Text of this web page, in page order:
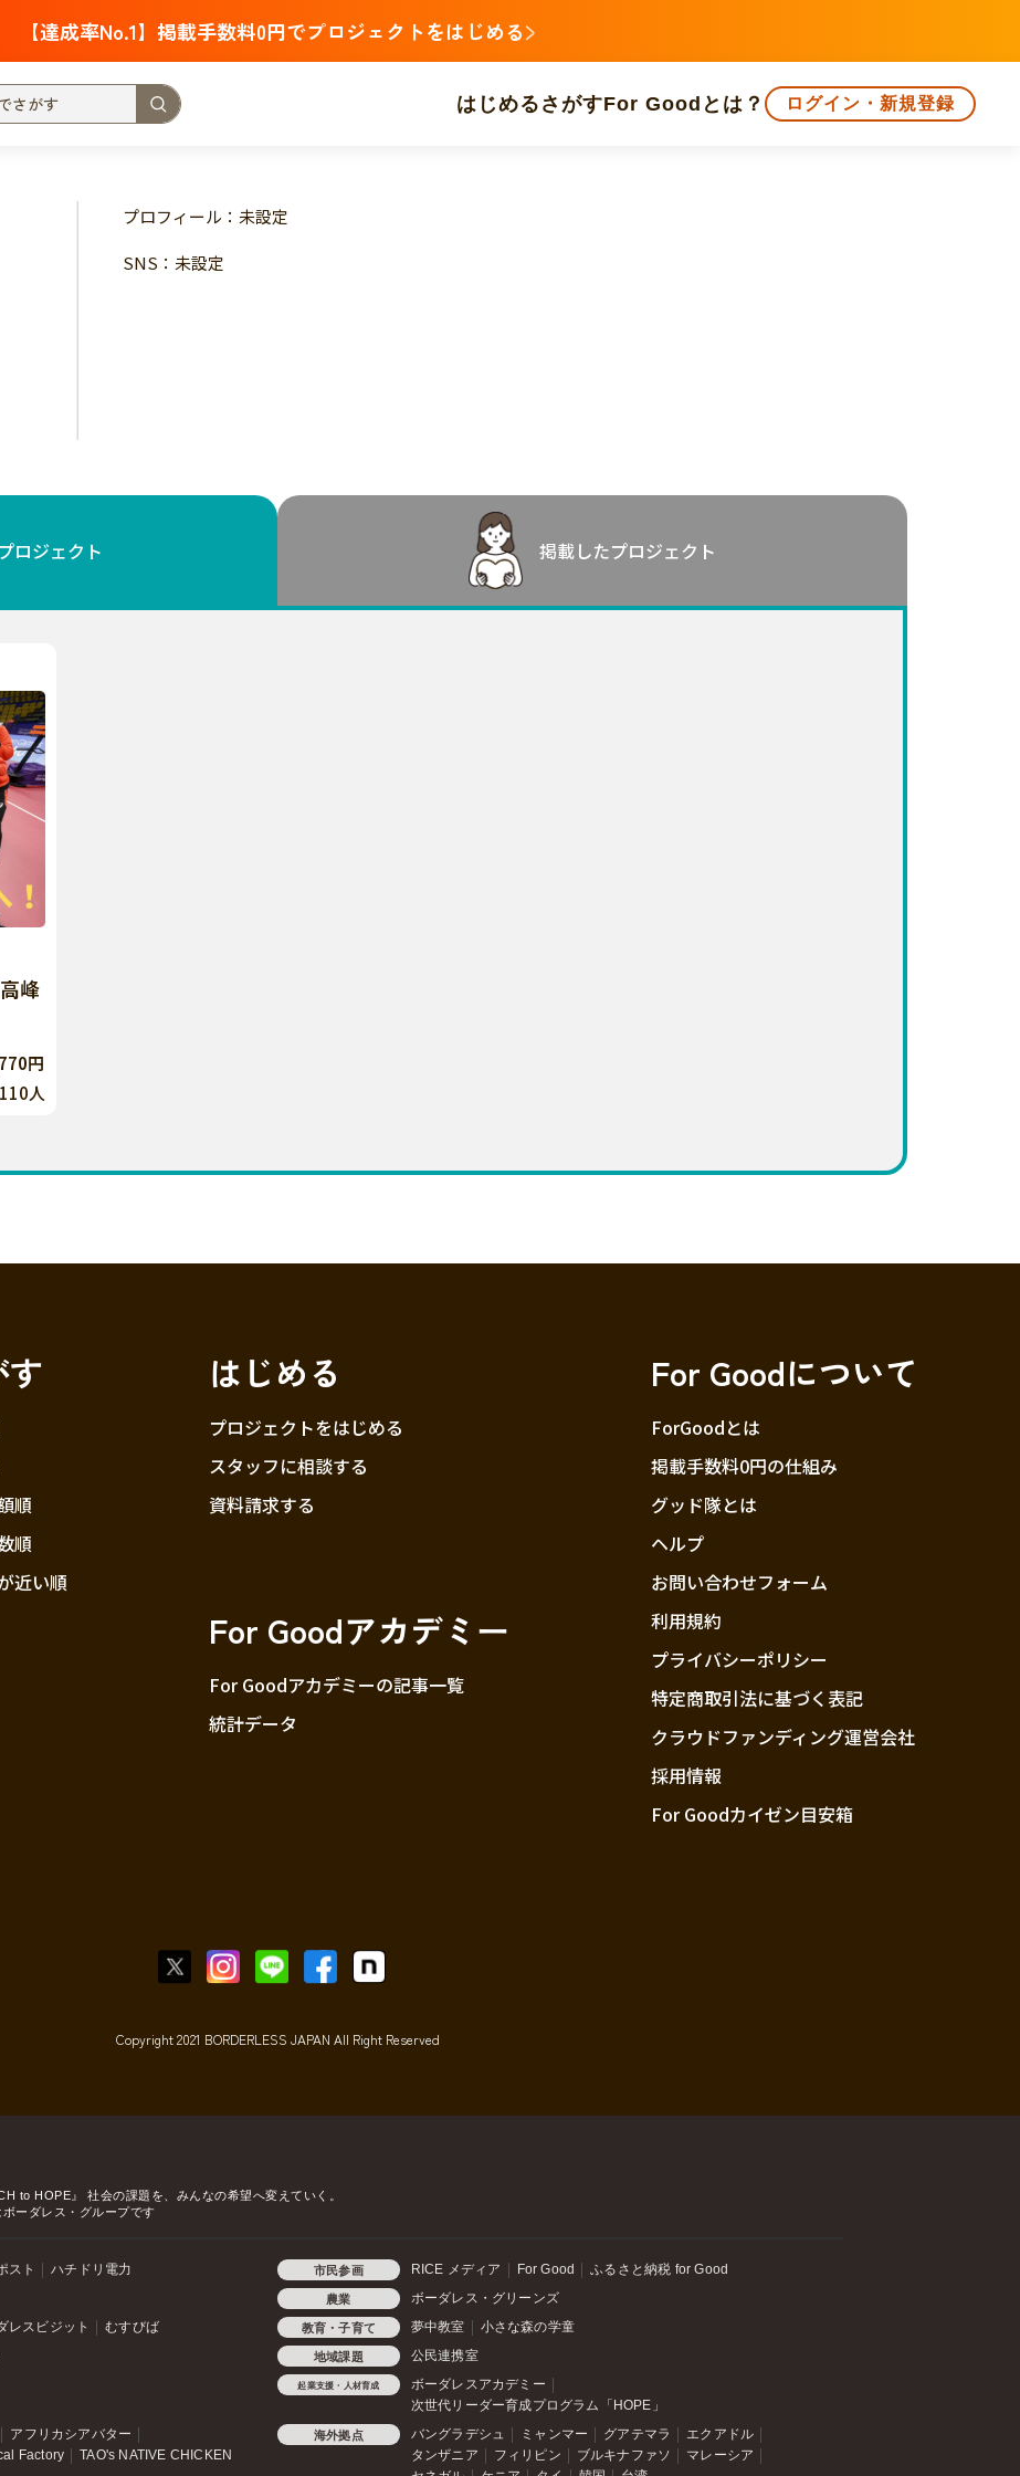
【達成率No.1】掲載手数料0円でプロジェクトをはじめる
はじめる さがすFor Goodとは？ ログイン・新規登録
支援金額が多い 支援人数が多い
子ども・教育
新潟
福岡 佐賀 長崎 熊本 大分 宮崎 鹿児島 沖縄
プロフィール：未設定
SNS：未設定
ロジェクト 掲載したプロジェクト
峰
円
人
す
順
順
近い順
はじめる
プロジェクトをはじめる
スタッフに相談する
資料請求する
For Goodアカデミー
For Goodアカデミーの記事一覧
統計データ
For Goodについて
ForGoodとは
掲載手数料0円の仕組み
グッド隊とは
ヘルプ
お問い合わせフォーム
利用規約
プライバシーポリシー
特定商取引法に基づく表記
クラウドファンディング運営会社
採用情報
For Goodカイゼン目安箱
Copyright 2021 BORDERLESS JAPAN All Right Reserved
to HOPE』
社会の課題を、みんなの希望へ変えていく。
ボーダレス・グループです
スト ハチドリ電力 市民参画 RICE メディア For Good ふるさと納税 for Good
農業 ボーダレス・グリーンズ
レスビジット むすびば 教育・子育て 夢中教室 小さな森の学童
地域課題 公民連携室
起業支援・人材育成
ボーダレスアカデミー
次世代リーダー育成プログラム「HOPE」
アフリカシアバター
Factory TAO's NATIVE CHICKEN
海外拠点 バングラデシュ ミャンマー グアテマラ
エクアドル
タンザニア
フィリピン ブルキナファソ
マレーシア